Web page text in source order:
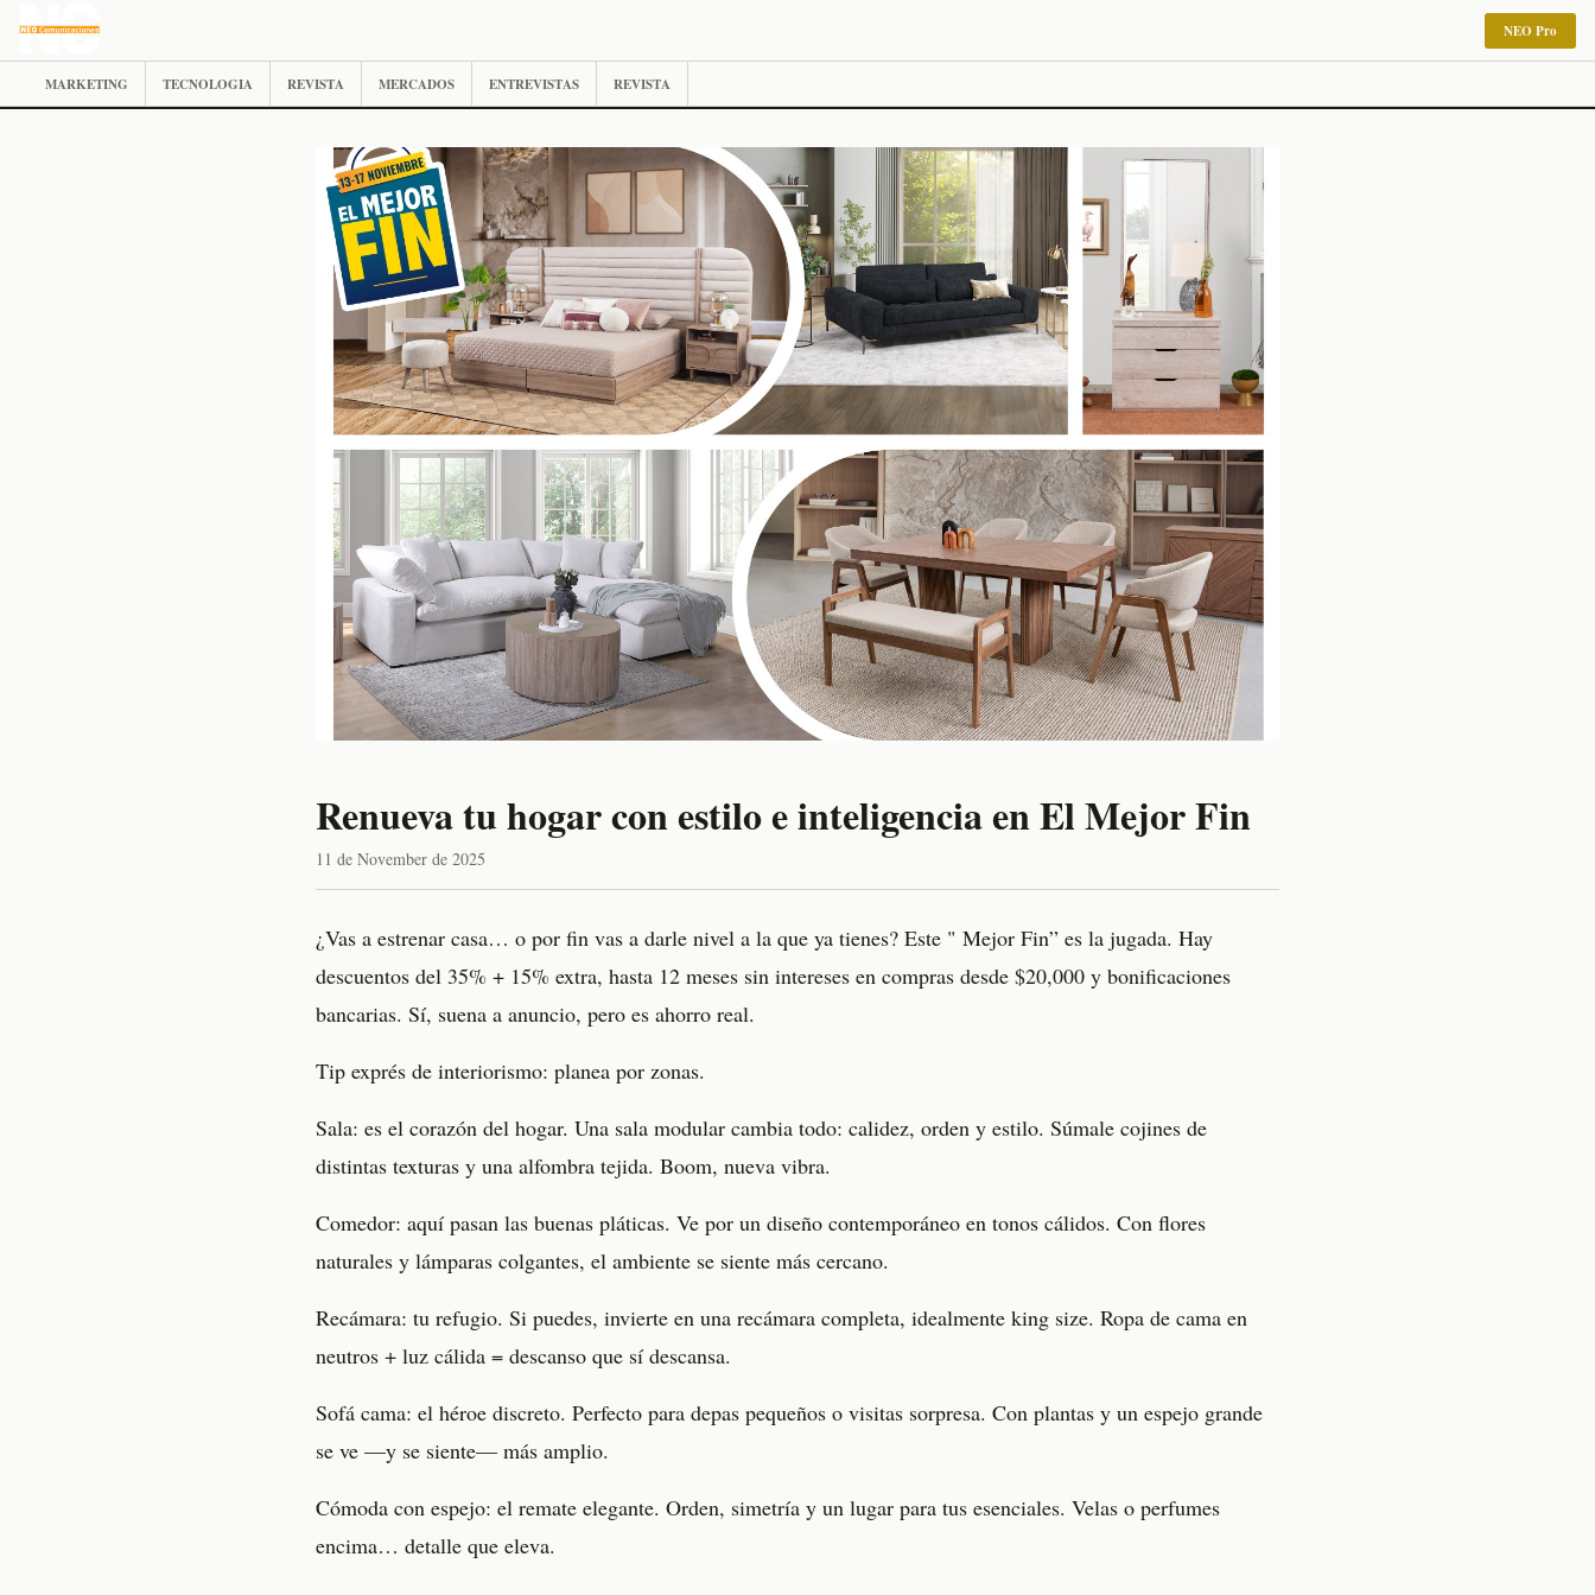
NEO Pro
MARKETING TECNOLOGIA REVISTA MERCADOS ENTREVISTAS REVISTA
Renueva tu hogar con estilo e inteligencia en El Mejor Fin
11 de November de 2025
¿Vas a estrenar casa… o por fin vas a darle nivel a la que ya tienes? Este " Mejor Fin” es la jugada. Hay
descuentos del 35% + 15% extra, hasta 12 meses sin intereses en compras desde $20,000 y bonificaciones
bancarias. Sí, suena a anuncio, pero es ahorro real.
Tip exprés de interiorismo: planea por zonas.
Sala: es el corazón del hogar. Una sala modular cambia todo: calidez, orden y estilo. Súmale cojines de
distintas texturas y una alfombra tejida. Boom, nueva vibra.
Comedor: aquí pasan las buenas pláticas. Ve por un diseño contemporáneo en tonos cálidos. Con flores
naturales y lámparas colgantes, el ambiente se siente más cercano.
Recámara: tu refugio. Si puedes, invierte en una recámara completa, idealmente king size. Ropa de cama en
neutros + luz cálida = descanso que sí descansa.
Sofá cama: el héroe discreto. Perfecto para depas pequeños o visitas sorpresa. Con plantas y un espejo grande
se ve —y se siente— más amplio.
Cómoda con espejo: el remate elegante. Orden, simetría y un lugar para tus esenciales. Velas o perfumes
encima… detalle que eleva.